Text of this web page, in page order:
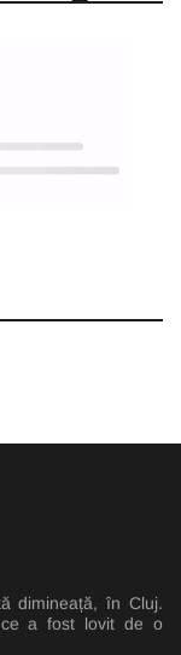
dimineață, în Cluj.
a fost lovit de o